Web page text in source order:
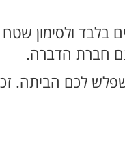
בלבד ולסימון
עם חברת הדברה.
לכם הביתה.